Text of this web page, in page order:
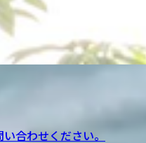
合わせください。